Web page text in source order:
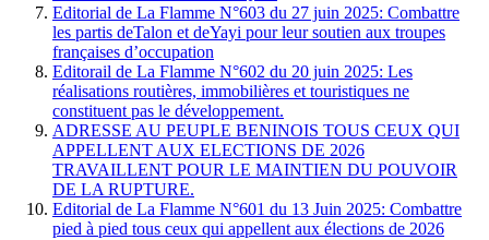
Editorial de La Flamme N°603 du 27 juin 2025: Combattre
les partis deTalon et deYayi pour leur soutien aux troupes
françaises d’occupation
Editorail de La Flamme N°602 du 20 juin 2025: Les
réalisations routières, immobilières et touristiques ne
constituent pas le développement.
ADRESSE AU PEUPLE BENINOIS TOUS CEUX QUI
APPELLENT AUX ELECTIONS DE 2026
TRAVAILLENT POUR LE MAINTIEN DU POUVOIR
DE LA RUPTURE.
Editorial de La Flamme N°601 du 13 Juin 2025: Combattre
pied à pied tous ceux qui appellent aux élections de 2026